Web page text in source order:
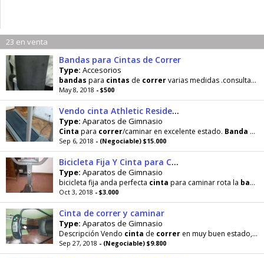
23 en venta
Bandas para Cintas de Correr
Type: Accesorios
bandas para cintas de corrervarias medidas .consultar colocacion reparaciones .consultas
May 8, 2018 - $500
Vendo cinta Athletic Residence 2
Type: Aparatos de Gimnasio
Cinta para correr/caminar en excelente estado. Banda
Sep 6, 2018 - (Negociable) $15.000
Bicicleta Fija Y Cinta para Correr
Type: Aparatos de Gimnasio
bicicleta fija anda perfecta cinta para caminar rota la banda
Oct 3, 2018 - $3.000
Cinta de correr y caminar
Type: Aparatos de Gimnasio
Descripción Vendo cinta de correr en muy buen estado, muy poco uso, en excelentes condiciones como se ve
Sep 27, 2018 - (Negociable) $9.800